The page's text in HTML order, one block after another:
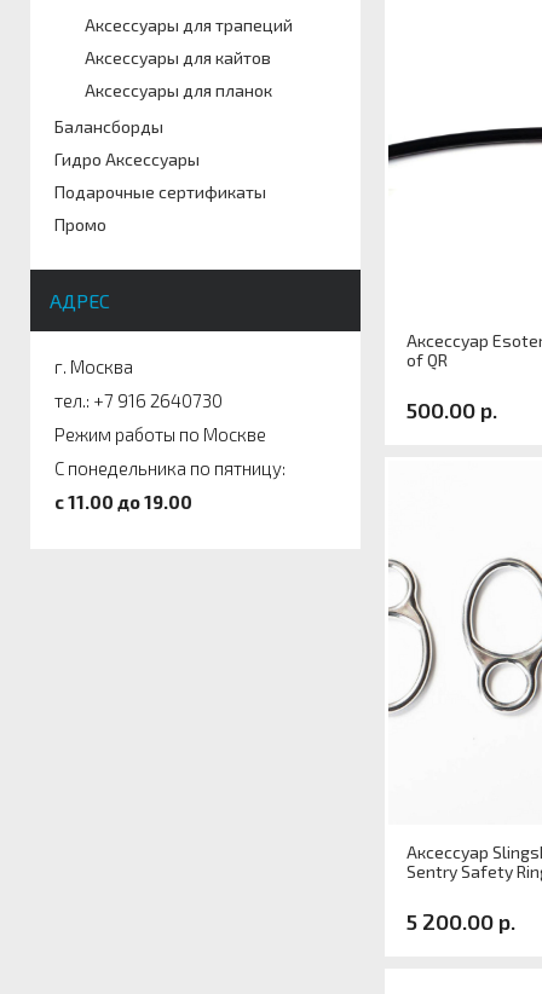
Аксессуары для трапеций
Аксессуары для кайтов
Аксессуары для планок
Балансборды
Гидро Аксессуары
Подарочные сертификаты
Промо
АДРЕС
г. Москва
тел.: +7 916 2640730
Режим работы по Москве
С понедельника по пятницу:
c 11.00 до 19.00
Аксессуар
of QR
500.00 р.
Аксессуар
Sentry Safety
5 200.00 р.